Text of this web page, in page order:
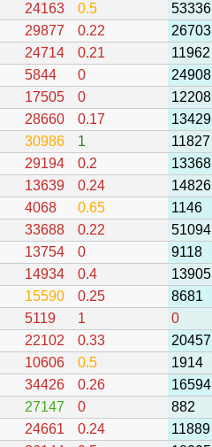
24163 0.5 53336
29877 0.22 26703
24714 0.21 11962
5844 0 24908
17505 0 12208
28660 0.17 13429
30986 1 11827
29194 0.2 13368
13639 0.24 14826
4068 0.65 1146
33688 0.22 51094
13754 0 9118
14934 0.4 13905
15590 0.25 8681
5119 1 0
22102 0.33 20457
10606 0.5 1914
34426 0.26 16594
27147 0 882
24661 0.24 11889